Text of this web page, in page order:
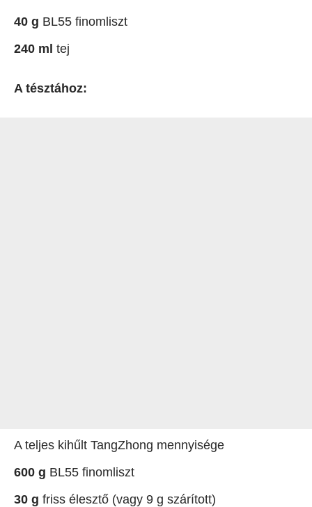
40 g BL55 finomliszt
240 ml tej
A tésztához:
A teljes kihűlt TangZhong mennyisége
600 g BL55 finomliszt
30 g friss élesztő (vagy 9 g szárított)